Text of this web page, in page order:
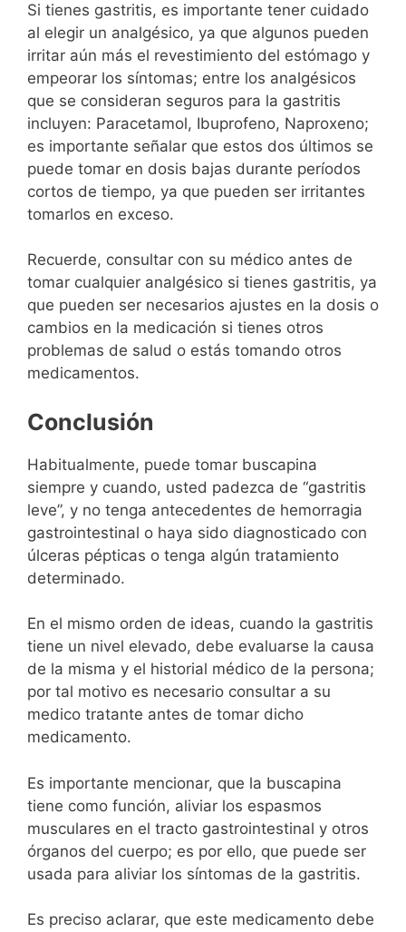
Si tienes gastritis, es importante tener cuidado
al elegir un analgésico, ya que algunos pueden
irritar aún más el revestimiento del estómago y
empeorar los síntomas; entre los analgésicos
que se consideran seguros para la gastritis
incluyen: Paracetamol, Ibuprofeno, Naproxeno;
es importante señalar que estos dos últimos se
puede tomar en dosis bajas durante períodos
cortos de tiempo, ya que pueden ser irritantes
tomarlos en exceso.
Recuerde, consultar con su médico antes de
tomar cualquier analgésico si tienes gastritis, ya
que pueden ser necesarios ajustes en la dosis o
cambios en la medicación si tienes otros
problemas de salud o estás tomando otros
medicamentos.
Conclusión
Habitualmente, puede tomar buscapina
siempre y cuando, usted padezca de “gastritis
leve”, y no tenga antecedentes de hemorragia
gastrointestinal o haya sido diagnosticado con
úlceras pépticas o tenga algún tratamiento
determinado.
En el mismo orden de ideas, cuando la gastritis
tiene un nivel elevado, debe evaluarse la causa
de la misma y el historial médico de la persona;
por tal motivo es necesario consultar a su
medico tratante antes de tomar dicho
medicamento.
Es importante mencionar, que la buscapina
tiene como función, aliviar los espasmos
musculares en el tracto gastrointestinal y otros
órganos del cuerpo; es por ello, que puede ser
usada para aliviar los síntomas de la gastritis.
Es preciso aclarar, que este medicamento debe